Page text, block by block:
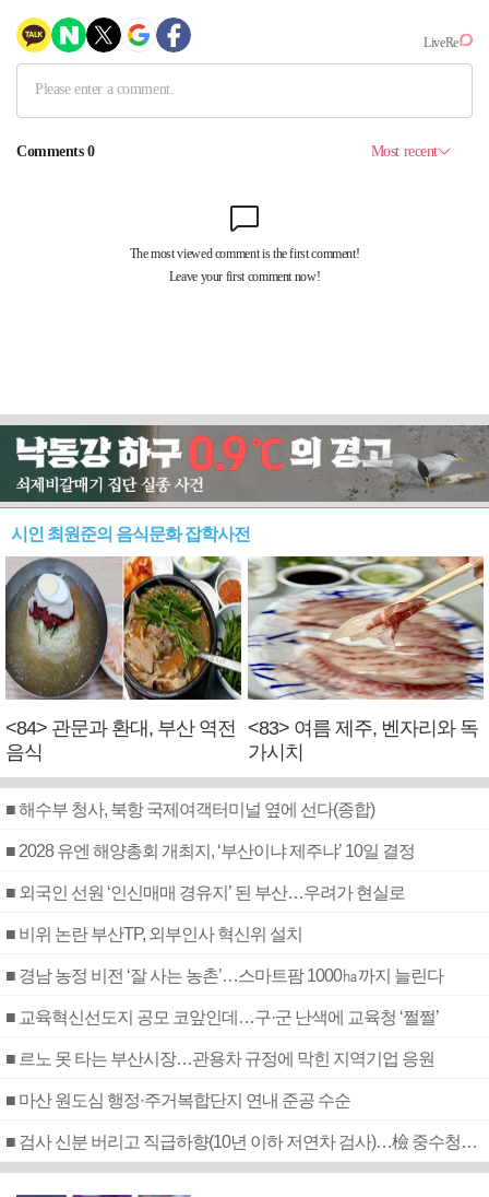
시인 최원준의 음식문화 잡학사전
<84> 관문과 환대, 부산 역전
음식
<83> 여름 제주, 벤자리와 독
가시치
■ 해수부 청사, 북항 국제여객터미널 옆에 선다(종합)
■ 2028 유엔 해양총회 개최지, ‘부산이냐 제주냐’ 10일 결정
■ 외국인 선원 ‘인신매매 경유지’ 된 부산…우려가 현실로
■ 비위 논란 부산TP, 외부인사 혁신위 설치
■ 경남 농정 비전 ‘잘 사는 농촌’…스마트팜 1000㏊까지 늘린다
■ 교육혁신선도지 공모 코앞인데…구·군 난색에 교육청 ‘쩔쩔’
■ 르노 못 타는 부산시장…관용차 규정에 막힌 지역기업 응원
■ 마산 원도심 행정·주거복합단지 연내 준공 수순
■ 검사 신분 버리고 직급하향(10년 이하 저연차 검사)…檢 중수청행 기피